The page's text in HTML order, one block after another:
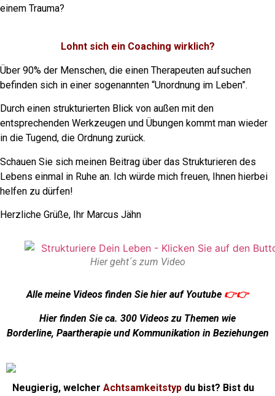
einem Trauma?
Lohnt sich ein Coaching wirklich?
Über 90% der Menschen, die einen Therapeuten aufsuchen
befinden sich in einer sogenannten “Unordnung im Leben”.
Durch einen strukturierten Blick von außen mit den
entsprechenden Werkzeugen und Übungen kommt man wieder
in die Tugend, die Ordnung zurück.
Schauen Sie sich meinen Beitrag über das Strukturieren des
Lebens einmal in Ruhe an. Ich würde mich freuen, Ihnen hierbei
helfen zu dürfen!
Herzliche Grüße, Ihr Marcus Jähn
Hier geht´s zum Video
Alle meine Videos finden Sie hier auf Youtube 👉👉
Hier finden Sie ca. 300 Videos zu Themen wie
Borderline, Paartherapie und Kommunikation in Beziehungen
Neugierig, welcher Achtsamkeitstyp du bist? Bist du